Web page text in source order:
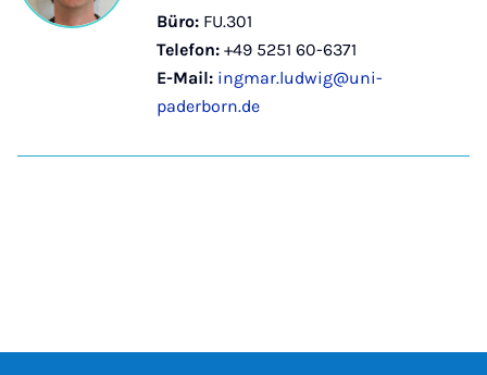
Büro: FU.301
Telefon: +49 5251 60-6371
E-Mail: ingmar.ludwig@uni-
paderborn.de